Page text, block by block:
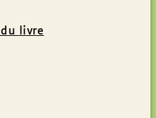
livre